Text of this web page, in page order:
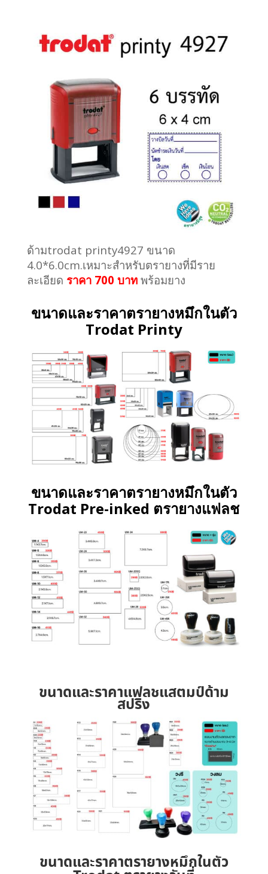
ด้ามtrodat printy4927 ขนาด
4.0*6.0cm.เหมาะสำหรับตรายางที่มีราย
ละเอียด ราคา 700 บาทพร้อมยาง
ขนาดและราคาตรายางหมึกในตัว
Trodat Printy
ขนาดและราคาตรายางหมึกในตัว
Trodat Pre-inked ตรายางแฟลช
ขนาดและราคาแฟลชแสตมป์ด้าม
สปริง
ขนาดและราคาตรายางหมึกในตัว